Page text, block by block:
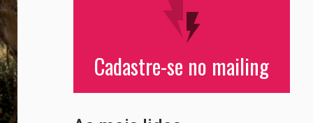
Cadastre-se no mailing